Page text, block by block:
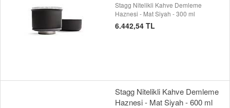
Stagg Nitelikli Kahve Demleme
Haznesi - Mat Siyah - 300 ml
6.442,54 TL
Stagg Nitelikli Kahve Demleme
Haznesi - Mat Siyah - 600 ml